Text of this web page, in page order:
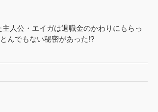
人公・エイガは退職金のかわりにもらっ
んでもない秘密があった!?